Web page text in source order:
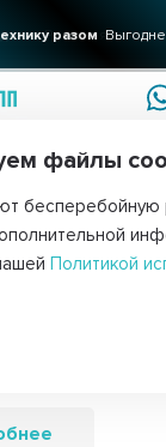
разом
Решения для
холодильников
Минск,
файлы
бесперебойную
Политикой